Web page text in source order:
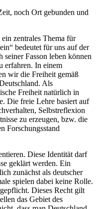
noch Ort gebunden und
zentrales Thema für
bedeutet für uns auf der
seiner Fasson leben können
erfahren. In einem
wir die Freiheit gemäß
Als
Freiheit natürlich in
Die freie Lehre basiert auf
Selbstreflexion
zu erzeugen, bzw. die
Forschungsstand
Diese Identität darf
geklärt werden. Ein
zunächst als deutscher
spielen dabei keine Rolle.
Dieses Recht gilt
das Gebiet des